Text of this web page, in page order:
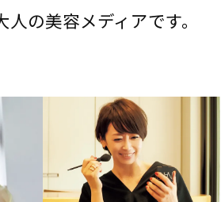
人の美容メディアです。